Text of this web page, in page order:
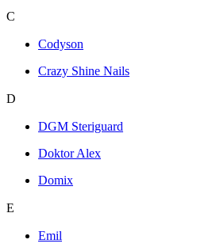
C
Codyson
Crazy Shine Nails
D
DGM Steriguard
Doktor Alex
Domix
E
Emil